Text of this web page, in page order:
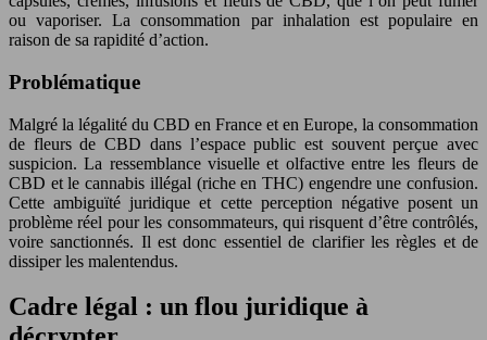
ou vaporiser. La consommation par inhalation est populaire en
raison de sa rapidité d’action.
Problématique
Malgré la légalité du CBD en France et en Europe, la consommation
de fleurs de CBD dans l’espace public est souvent perçue avec
suspicion. La ressemblance visuelle et olfactive entre les fleurs de
CBD et le cannabis illégal (riche en THC) engendre une confusion.
Cette ambiguïté juridique et cette perception négative posent un
problème réel pour les consommateurs, qui risquent d’être contrôlés,
voire sanctionnés. Il est donc essentiel de clarifier les règles et de
dissiper les malentendus.
Cadre légal : un flou juridique à